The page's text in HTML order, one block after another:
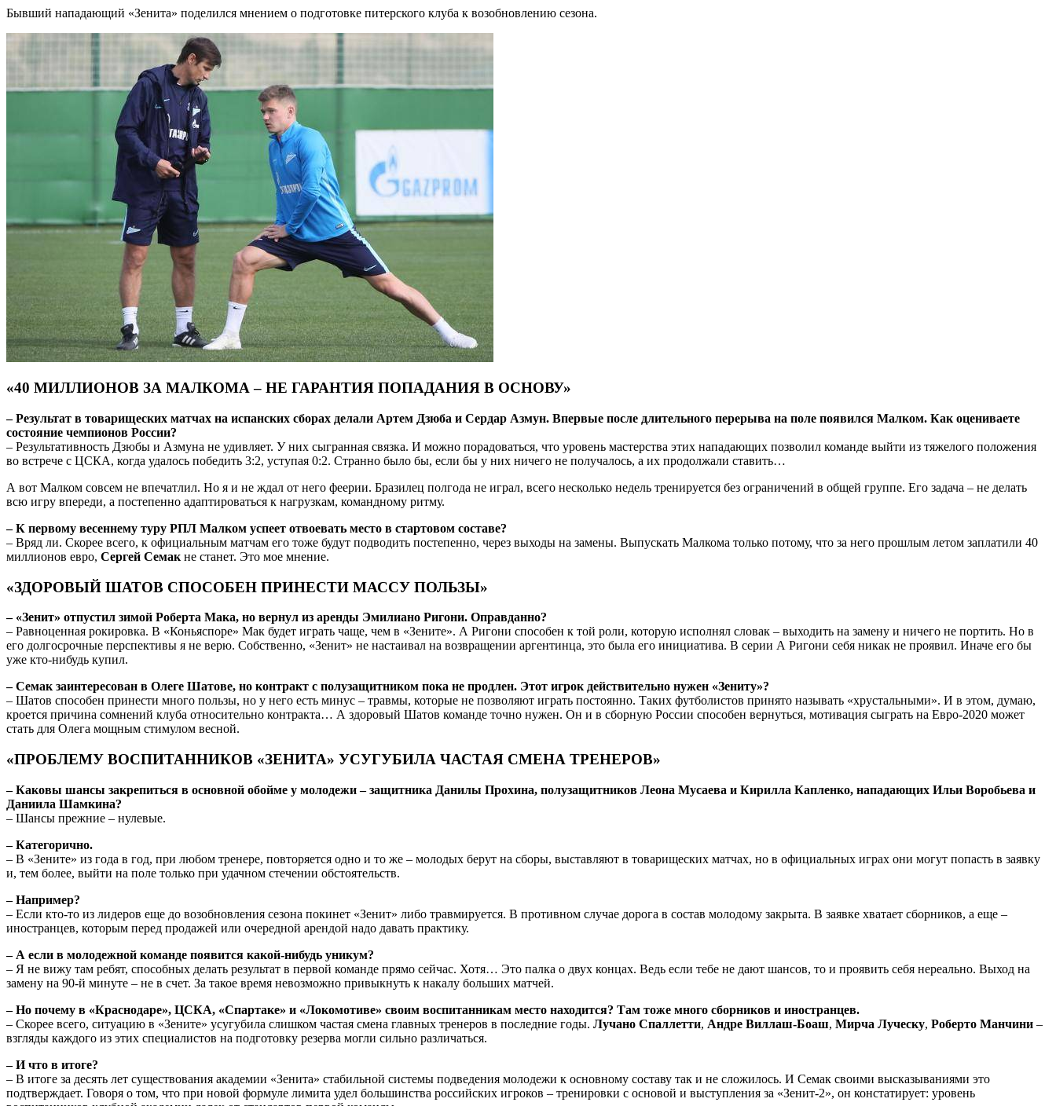
Бывший нападающий «Зенита» поделился мнением о подготовке питерского клуба к возобновлению сезона.
«40 МИЛЛИОНОВ ЗА МАЛКОМА – НЕ ГАРАНТИЯ ПОПАДАНИЯ В ОСНОВУ»
– Результат в товарищеских матчах на испанских сборах делали Артем Дзюба и Сердар Азмун. Впервые после длительного перерыва на поле появился Малком. Как оцениваете
состояние чемпионов России?
– Результативность Дзюбы и Азмуна не удивляет. У них сыгранная связка. И можно порадоваться, что уровень мастерства этих нападающих позволил команде выйти из тяжелого положения
во встрече с ЦСКА, когда удалось победить 3:2, уступая 0:2. Странно было бы, если бы у них ничего не получалось, а их продолжали ставить…
А вот Малком совсем не впечатлил. Но я и не ждал от него феерии. Бразилец полгода не играл, всего несколько недель тренируется без ограничений в общей группе. Его задача – не делать
всю игру впереди, а постепенно адаптироваться к нагрузкам, командному ритму.
– К первому весеннему туру РПЛ Малком успеет отвоевать место в стартовом составе?
– Вряд ли. Скорее всего, к официальным матчам его тоже будут подводить постепенно, через выходы на замены. Выпускать Малкома только потому, что за него прошлым летом заплатили 40
миллионов евро, Сергей Семак не станет. Это мое мнение.
«ЗДОРОВЫЙ ШАТОВ СПОСОБЕН ПРИНЕСТИ МАССУ ПОЛЬЗЫ»
– «Зенит» отпустил зимой Роберта Мака, но вернул из аренды Эмилиано Ригони. Оправданно?
– Равноценная рокировка. В «Коньяспоре» Мак будет играть чаще, чем в «Зените». А Ригони способен к той роли, которую исполнял словак – выходить на замену и ничего не портить. Но в
его долгосрочные перспективы я не верю. Собственно, «Зенит» не настаивал на возвращении аргентинца, это была его инициатива. В серии А Ригони себя никак не проявил. Иначе его бы
уже кто-нибудь купил.
– Семак заинтересован в Олеге Шатове, но контракт с полузащитником пока не продлен. Этот игрок действительно нужен «Зениту»?
– Шатов способен принести много пользы, но у него есть минус – травмы, которые не позволяют играть постоянно. Таких футболистов принято называть «хрустальными». И в этом, думаю,
кроется причина сомнений клуба относительно контракта… А здоровый Шатов команде точно нужен. Он и в сборную России способен вернуться, мотивация сыграть на Евро-2020 может
стать для Олега мощным стимулом весной.
«ПРОБЛЕМУ ВОСПИТАННИКОВ «ЗЕНИТА» УСУГУБИЛА ЧАСТАЯ СМЕНА ТРЕНЕРОВ»
– Каковы шансы закрепиться в основной обойме у молодежи – защитника Данилы Прохина, полузащитников Леона Мусаева и Кирилла Капленко, нападающих Ильи Воробьева и
Даниила Шамкина?
– Шансы прежние – нулевые.
– Категорично.
– В «Зените» из года в год, при любом тренере, повторяется одно и то же – молодых берут на сборы, выставляют в товарищеских матчах, но в официальных играх они могут попасть в заявку
и, тем более, выйти на поле только при удачном стечении обстоятельств.
– Например?
– Если кто-то из лидеров еще до возобновления сезона покинет «Зенит» либо травмируется. В противном случае дорога в состав молодому закрыта. В заявке хватает сборников, а еще –
иностранцев, которым перед продажей или очередной арендой надо давать практику.
– А если в молодежной команде появится какой-нибудь уникум?
– Я не вижу там ребят, способных делать результат в первой команде прямо сейчас. Хотя… Это палка о двух концах. Ведь если тебе не дают шансов, то и проявить себя нереально. Выход на
замену на 90-й минуте – не в счет. За такое время невозможно привыкнуть к накалу больших матчей.
– Но почему в «Краснодаре», ЦСКА, «Спартаке» и «Локомотиве» своим воспитанникам место находится? Там тоже много сборников и иностранцев.
– Скорее всего, ситуацию в «Зените» усугубила слишком частая смена главных тренеров в последние годы. Лучано Спаллетти, Андре Виллаш-Боаш, Мирча Луческу, Роберто Манчини –
взгляды каждого из этих специалистов на подготовку резерва могли сильно различаться.
– И что в итоге?
– В итоге за десять лет существования академии «Зенита» стабильной системы подведения молодежи к основному составу так и не сложилось. И Семак своими высказываниями это
подтверждает. Говоря о том, что при новой формуле лимита удел большинства российских игроков – тренировки с основой и выступления за «Зенит-2», он констатирует: уровень